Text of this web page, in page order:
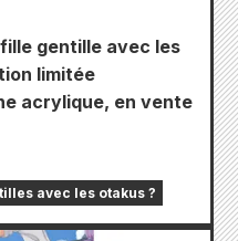
gentille avec les
limitée
acrylique, en vente
avec les otakus ?